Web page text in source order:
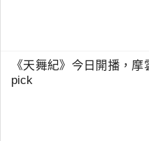
《天舞紀》今日開播，
pick